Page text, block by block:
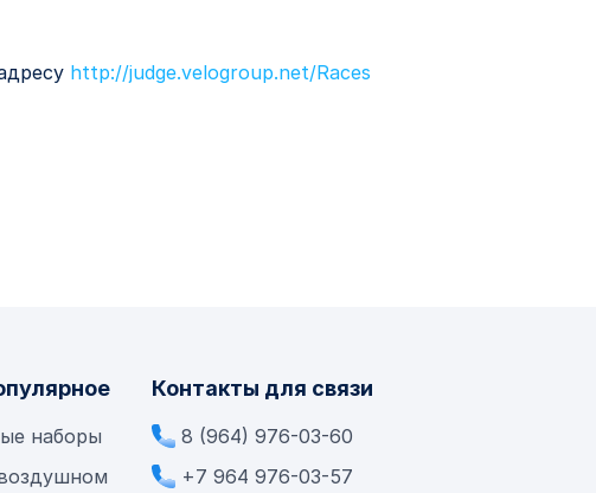
http://judge.velogroup.net/Races
наборы
Контакты для связи
8 (964) 976-03-60
+7 964 976-03-57